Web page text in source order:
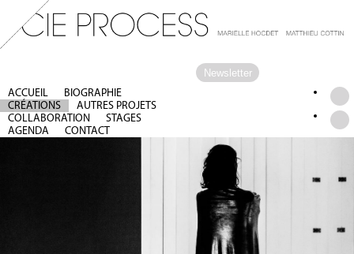
Newsletter
ACCUEIL
BIOGRAPHIE
CRÉATIONS
AUTRES PROJETS
COLLABORATION
STAGES
AGENDA
CONTACT